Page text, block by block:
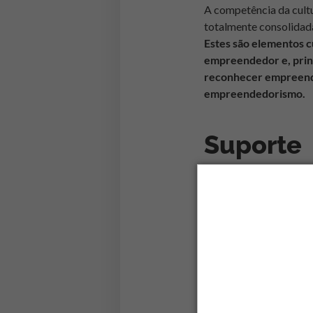
A competência da
totalmente
Estes são elementos
empreendedor e,
reconhecer
empreendedorismo.
Suporte
Neste ponto do
apoio aos
Assim, se encaixam